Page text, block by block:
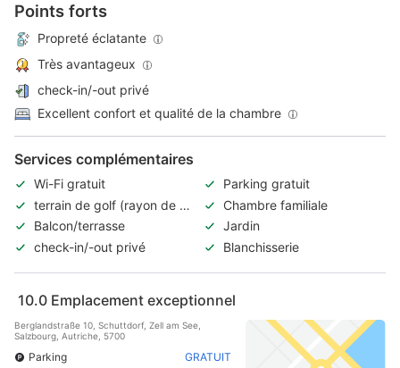
Points forts
Propreté éclatante
Très avantageux
check-in/-out privé
Excellent confort et qualité de la chambre
Services complémentaires
Wi-Fi gratuit
Parking gratuit
terrain de golf (rayon de 3
km)
Chambre familiale
Balcon/terrasse
Jardin
check-in/-out privé
Blanchisserie
10.0 Emplacement exceptionnel
Berglandstraße 10, Schuttdorf, Zell am See,
Salzbourg, Autriche, 5700
Parking
GRATUIT